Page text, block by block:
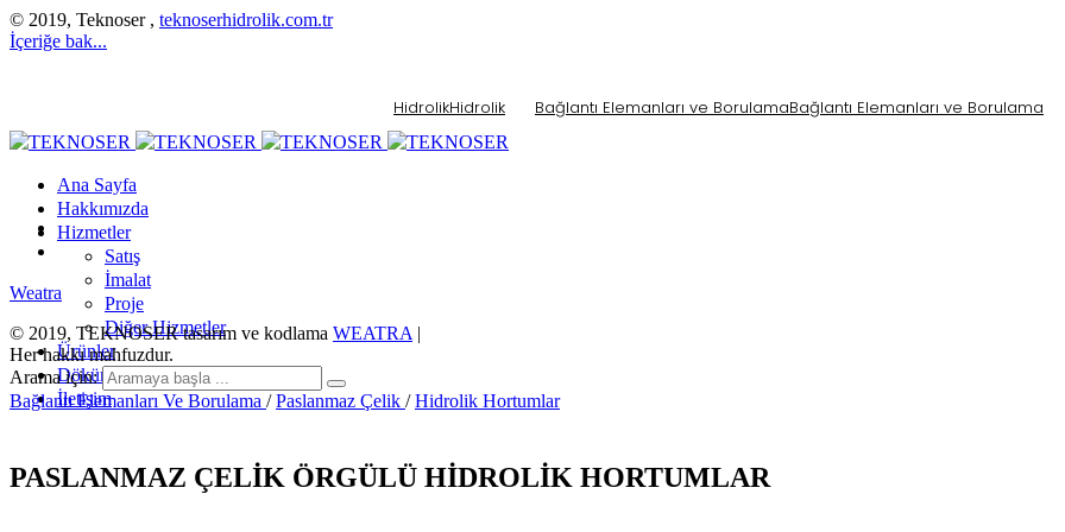
© 2019, Teknoser , teknoserhidrolik.com.tr
İçeriğe bak...
Bağlantı Elemanları ve BorulamaBağlantı Elemanları ve Borulama
HidrolikHidrolik
Ana Sayfa
Hakkımızda
Hizmetler
Satış
İmalat
Proje
Diğer Hizmetler
Ürünler
Dökümanlar
İletişim
Weatra
© 2019, TEKNOSER tasarım ve kodlama WEATRA |
Her hakkı mahfuzdur.
Arama için:
Bağlantı Elemanları Ve Borulama /Paslanmaz Çelik /Hidrolik Hortumlar
PASLANMAZ ÇELİK ÖRGÜLÜ HİDROLİK HORTUMLAR